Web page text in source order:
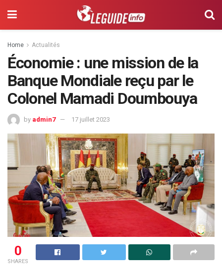
Home Actualités
Économie : une mission de la
Banque Mondiale reçu par le
Colonel Mamadi Doumbouya
by admin7 17 juillet 2023
0
SHARES